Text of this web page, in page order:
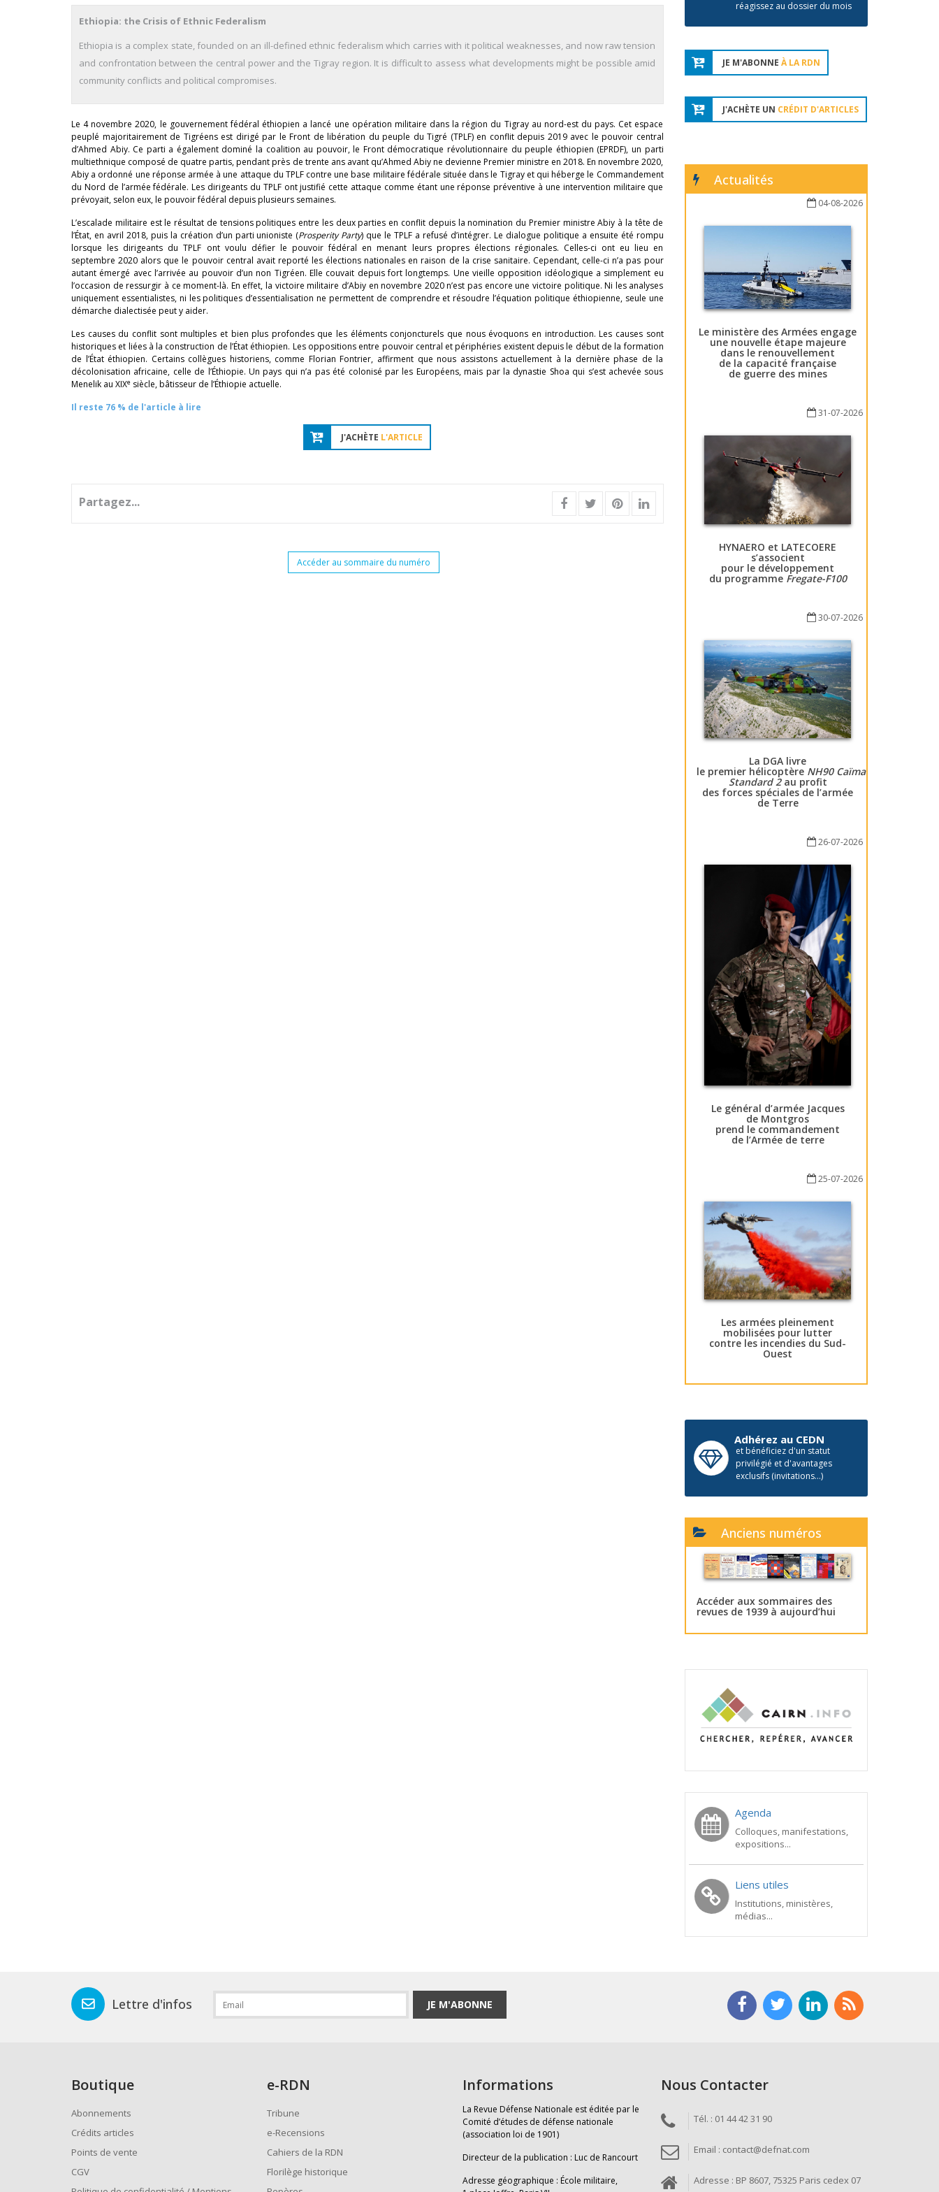
Ethiopia: the Crisis of Ethnic Federalism
Ethiopia is a complex state, founded on an ill-defined ethnic federalism which carries with it political weaknesses, and now raw tension
and confrontation between the central power and the Tigray region. It is difficult to assess what developments might be possible amid
community conflicts and political compromises.
Le 4 novembre 2020, le gouvernement fédéral éthiopien a lancé une opération militaire dans la région du Tigray au nord-est du pays. Cet espace
peuplé majoritairement de Tigréens est dirigé par le Front de libération du peuple du Tigré (TPLF) en conflit depuis 2019 avec le pouvoir central
d’Ahmed Abiy. Ce parti a également dominé la coalition au pouvoir, le Front démocratique révolutionnaire du peuple éthiopien (EPRDF), un parti
multiethnique composé de quatre partis, pendant près de trente ans avant qu’Ahmed Abiy ne devienne Premier ministre en 2018. En novembre 2020,
Abiy a ordonné une réponse armée à une attaque du TPLF contre une base militaire fédérale située dans le Tigray et qui héberge le Commandement
du Nord de l’armée fédérale. Les dirigeants du TPLF ont justifié cette attaque comme étant une réponse préventive à une intervention militaire que
prévoyait, selon eux, le pouvoir fédéral depuis plusieurs semaines.
L’escalade militaire est le résultat de tensions politiques entre les deux parties en conflit depuis la nomination du Premier ministre Abiy à la tête de
l’État, en avril 2018, puis la création d’un parti unioniste (Prosperity Party) que le TPLF a refusé d’intégrer. Le dialogue politique a ensuite été rompu
lorsque les dirigeants du TPLF ont voulu défier le pouvoir fédéral en menant leurs propres élections régionales. Celles-ci ont eu lieu en
septembre 2020 alors que le pouvoir central avait reporté les élections nationales en raison de la crise sanitaire. Cependant, celle-ci n’a pas pour
autant émergé avec l’arrivée au pouvoir d’un non Tigréen. Elle couvait depuis fort longtemps. Une vieille opposition idéologique a simplement eu
l’occasion de ressurgir à ce moment-là. En effet, la victoire militaire d’Abiy en novembre 2020 n’est pas encore une victoire politique. Ni les analyses
uniquement essentialistes, ni les politiques d’essentialisation ne permettent de comprendre et résoudre l’équation politique éthiopienne, seule une
démarche dialectisée peut y aider.
Les causes du conflit sont multiples et bien plus profondes que les éléments conjoncturels que nous évoquons en introduction. Les causes sont
historiques et liées à la construction de l’État éthiopien. Les oppositions entre pouvoir central et périphéries existent depuis le début de la formation
de l’État éthiopien. Certains collègues historiens, comme Florian Fontrier, affirment que nous assistons actuellement à la dernière phase de la
décolonisation africaine, celle de l’Éthiopie. Un pays qui n’a pas été colonisé par les Européens, mais par la dynastie Shoa qui s’est achevée sous
Menelik au XIXe siècle, bâtisseur de l’Éthiopie actuelle.
Il reste 76 % de l'article à lire
J'ACHÈTE L'ARTICLE
Partagez...
Accéder au sommaire du numéro
réagissez au dossier du mois
JE M'ABONNE À LA RDN
J'ACHÈTE UN CRÉDIT D'ARTICLES
Actualités
04-08-2026
Le ministère des Armées engage
une nouvelle étape majeure
dans le renouvellement
de la capacité française
de guerre des mines
31-07-2026
HYNAERO et LATECOERE
s’associent
pour le développement
du programme Fregate-F100
30-07-2026
La DGA livre
le premier hélicoptère NH90 Caïman
Standard 2au profit
des forces spéciales de l’armée
de Terre
26-07-2026
Le général d’armée Jacques
de Montgros
prend le commandement
de l’Armée de terre
25-07-2026
Les armées pleinement
mobilisées pour lutter
contre les incendies du Sud-
Ouest
Adhérez au CEDN
et bénéficiez d'un statut
privilégié et d'avantages
exclusifs (invitations...)
Anciens numéros
Accéder aux sommaires des
revues de 1939 à aujourd’hui
Agenda
Colloques, manifestations,
expositions...
Liens utiles
Institutions, ministères,
médias...
Lettre d'infos JE M'ABONNE
Boutique
Abonnements
Crédits articles
Points de vente
CGV
e-RDN
Tribune
e-Recensions
Cahiers de la RDN
Florilège historique
Informations
La Revue Défense Nationale est éditée par le
Comité d’études de défense nationale
(association loi de 1901)
Directeur de la publication : Luc de Rancourt
Adresse géographique : École militaire,
Nous Contacter
Tél. : 01 44 42 31 90
Email : contact@defnat.com
Adresse : BP 8607, 75325 Paris cedex 07